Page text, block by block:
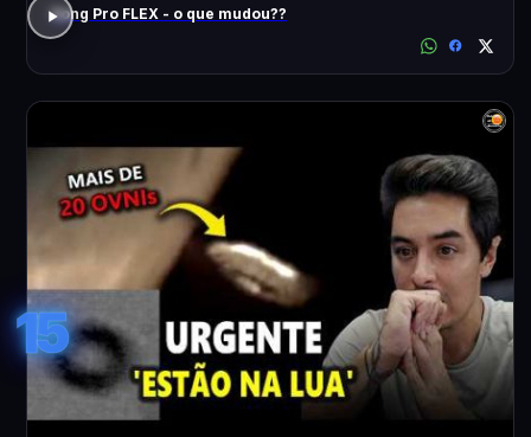
Song Pro FLEX - o que mudou??
15